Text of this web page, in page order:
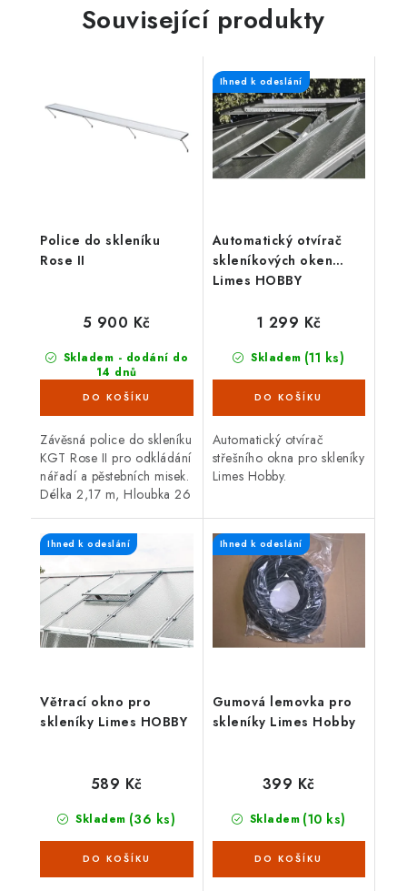
Související produkty
Police do skleníku
Rose II
Skladem - dodání do
14 dnů
5 900 Kč
Závěsná police do skleníku
KGT Rose II pro odkládání
nářadí a pěstebních misek.
Délka 2,17 m, Hloubka 26
Kompatibilní s řadou KGT
Rose.
Automatický otvírač
skleníkových oken
Limes HOBBY
Ihned k odeslání
Skladem (11 ks)
1 299 Kč
Automatický otvírač
střešního okna pro skleníky
Limes Hobby.
Větrací okno pro
skleníky Limes HOBBY
Ihned k odeslání
Skladem (36 ks)
589 Kč
Gumová lemovka pro
skleníky Limes Hobby
Ihned k odeslání
Skladem (10 ks)
399 Kč